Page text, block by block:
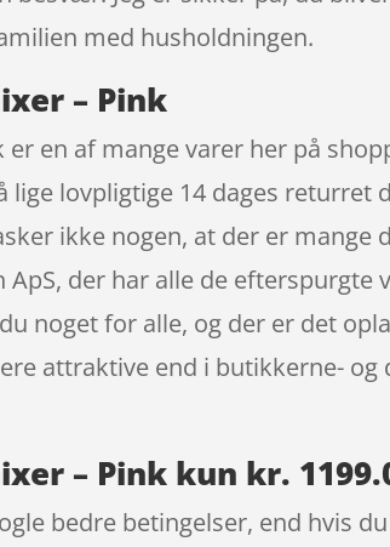
med husholdningen.
– Pink
er en af mange varer her på
lige lovpligtige 14 dages
ikke nogen, at der er mange
der har alle de
noget for alle, og der er det
attraktive end i butikkerne-
– Pink kun kr.
bedre betingelser, end hvis